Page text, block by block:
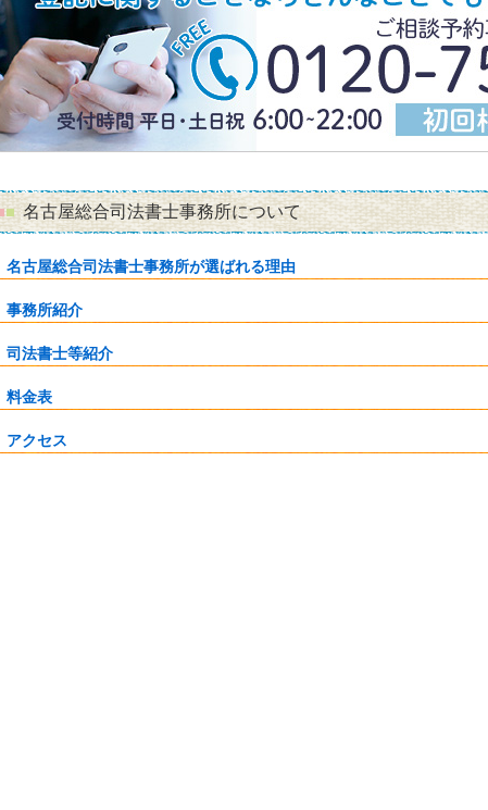
名古屋総合司法書士事務所について
名古屋総合司法書士事務所が選ばれる理由
事務所紹介
司法書士等紹介
料金表
アクセス